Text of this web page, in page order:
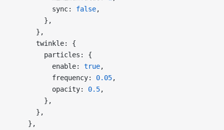
          sync:
false,
        },
      },
      twinkle: {
        particles: {
          enable:
true,
          frequency:
0.05,
          opacity:
0.5,
        },
      },
    },